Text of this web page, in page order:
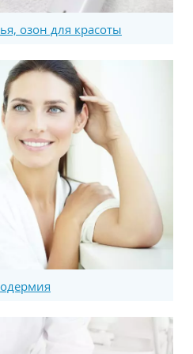
озон для красоты